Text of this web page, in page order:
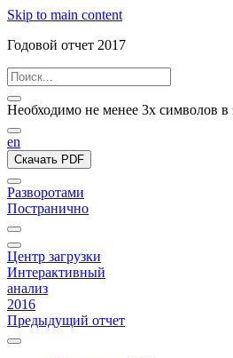
Skip to main content
Годовой отчет 2017
Необходимо не менее 3х символов в
en
Скачать PDF
Разворотами
Постранично
Центр загрузки
Интерактивный
анализ
2016
Предыдущий отчет